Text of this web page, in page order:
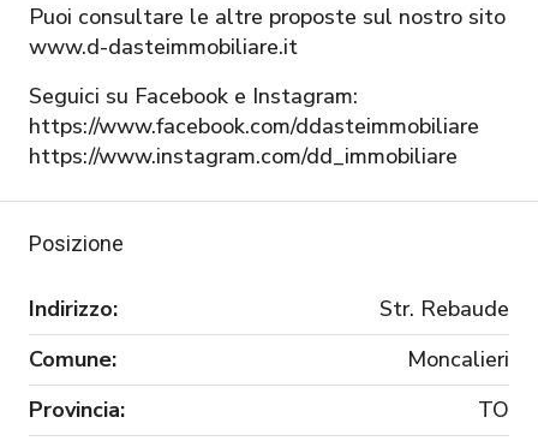
Puoi consultare le altre proposte sul nostro sito
www.d-dasteimmobiliare.it
Seguici su Facebook e Instagram:
https://www.facebook.com/ddasteimmobiliare
https://www.instagram.com/dd_immobiliare
Posizione
Indirizzo:
Str. Rebaude
Comune:
Moncalieri
Provincia:
TO